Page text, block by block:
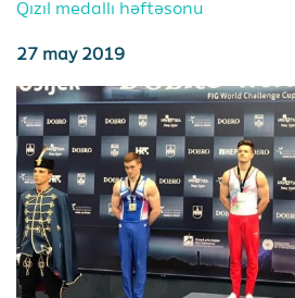
Qızıl medallı həftəsonu
27 may 2019